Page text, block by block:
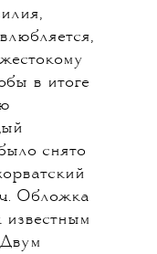
в итоге
снято
Обложка